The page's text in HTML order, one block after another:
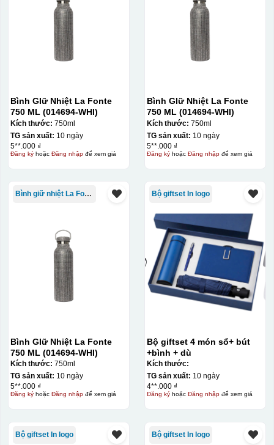
Bình GIữ Nhiệt La Fonte
750 ML (014694-WHI)
Kích thước: 750ml
TG sản xuất: 10 ngày
5**.000 ₫
Đăng kýhoặc Đăng nhậpđể xem giá
Bình GIữ Nhiệt La Fonte
750 ML (014694-WHI)
Kích thước: 750ml
TG sản xuất: 10 ngày
5**.000 ₫
Đăng kýhoặc Đăng nhậpđể xem giá
Bình giữ nhiệt La Fonte
Bình GIữ Nhiệt La Fonte
750 ML (014694-WHI)
Kích thước: 750ml
TG sản xuất: 10 ngày
5**.000 ₫
Đăng kýhoặc Đăng nhậpđể xem giá
Bộ giftset In logo
Bộ giftset 4 món sổ+ bút
+bình + dù
Kích thước:
TG sản xuất: 10 ngày
4**.000 ₫
Đăng kýhoặc Đăng nhậpđể xem giá
Bộ giftset In logo Bộ giftset In logo